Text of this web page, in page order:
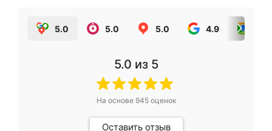
5.0 5.0 5.0 4.9
5.0 из 5
На основе 945оценок
Оставить отзыв